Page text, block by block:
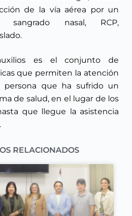
de la vía aérea por un
sangrado nasal, RCP,
es el conjunto de
que permiten la atención
persona que ha sufrido un
de salud, en el lugar de los
que llegue la asistencia
RELACIONADOS